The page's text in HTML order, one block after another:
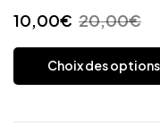
20,00€
10,00€
Choix des options